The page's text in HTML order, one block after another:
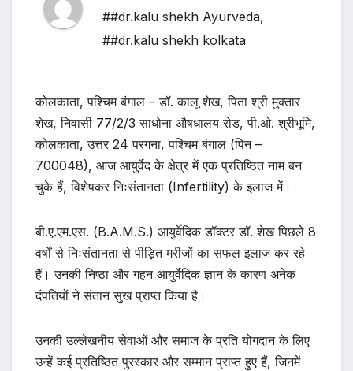
##dr.kalu shekh Ayurveda,
##dr.kalu shekh kolkata
कोलकाता, पश्चिम बंगाल – डॉ. कालू शेख, पिता श्री मुक्तार
शेख, निवासी 77/2/3 साधोना औषधालय रोड, पी.ओ. श्रीभूमि,
कोलकाता, उत्तर 24 परगना, पश्चिम बंगाल (पिन –
700048), आज आयुर्वेद के क्षेत्र में एक प्रतिष्ठित नाम बन
चुके हैं, विशेषकर निःसंतानता (Infertility) के इलाज में।
बी.ए.एम.एस. (B.A.M.S.) आयुर्वेदिक डॉक्टर डॉ. शेख पिछले 8
वर्षों से निःसंतानता से पीड़ित मरीजों का सफल इलाज कर रहे
हैं। उनकी निष्ठा और गहन आयुर्वेदिक ज्ञान के कारण अनेक
दंपतियों ने संतान सुख प्राप्त किया है।
उनकी उल्लेखनीय सेवाओं और समाज के प्रति योगदान के लिए
उन्हें कई प्रतिष्ठित पुरस्कार और सम्मान प्राप्त हुए हैं, जिनमें